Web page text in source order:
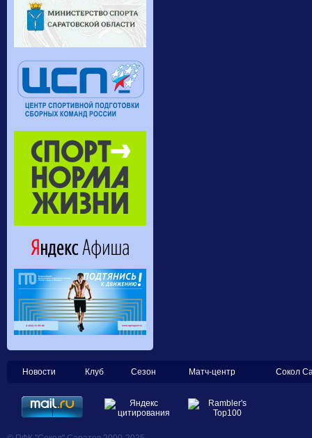
Новости Клуб Сезон Матч-центр Сокол